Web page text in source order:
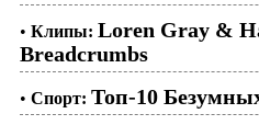
• Клипы: Loren Gray &
Breadcrumbs
• Спорт: Топ-10